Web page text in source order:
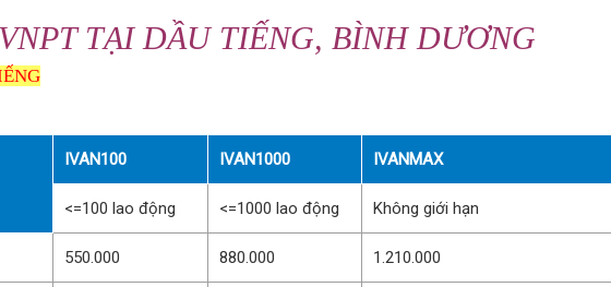
TẠI DẦU TIẾNG, BÌNH DƯƠNG
IVAN100 IVAN1000 IVANMAX
<=100 lao động <=1000 lao động Không giới hạn
550.000 880.000 1.210.000